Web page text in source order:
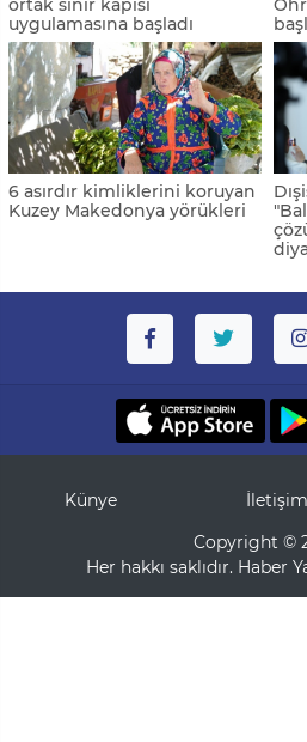
ortak sınır kapısı
uygulamasına başladı
6 asırdır kimliklerini koruyan
Kuzey Makedonya yörükleri
Künye İletişim
Copyright ©
Her hakkı saklıdır. Haber